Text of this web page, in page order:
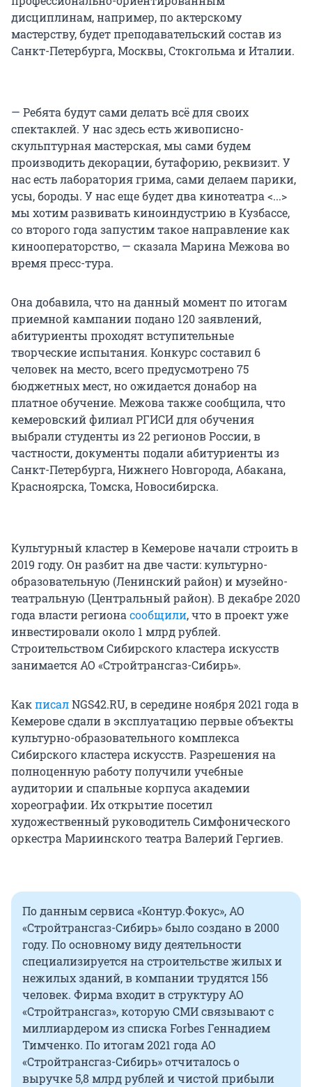
дисциплинам, например, по актерскому
мастерству, будет преподавательский состав из
Санкт-Петербурга, Москвы, Стокгольма и Италии.
— Ребята будут сами делать всё для своих
спектаклей. У нас здесь есть живописно-
скульптурная мастерская, мы сами будем
производить декорации, бутафорию, реквизит. У
нас есть лаборатория грима, сами делаем парики,
усы, бороды. У нас еще будет два кинотеатра <...>
мы хотим развивать киноиндустрию в Кузбассе,
со второго года запустим такое направление как
кинооператорство, — сказала Марина Межова во
время пресс-тура.
Она добавила, что на данный момент по итогам
приемной кампании подано 120 заявлений,
абитуриенты проходят вступительные
творческие испытания. Конкурс составил 6
человек на место, всего предусмотрено 75
бюджетных мест, но ожидается донабор на
платное обучение. Межова также сообщила, что
кемеровский филиал РГИСИ для обучения
выбрали студенты из 22 регионов России, в
частности, документы подали абитуриенты из
Санкт-Петербурга, Нижнего Новгорода, Абакана,
Красноярска, Томска, Новосибирска.
Культурный кластер в Кемерове начали строить в
2019 году. Он разбит на две части: культурно-
образовательную (Ленинский район) и музейно-
театральную (Центральный район). В декабре 2020
года власти региона сообщили, что в проект уже
инвестировали около 1 млрд рублей.
Строительством Сибирского кластера искусств
занимается АО «Стройтрансгаз-Сибирь».
КакписалNGS42.RU, в середине ноября 2021 года в
Кемерове сдали в эксплуатацию первые объекты
культурно-образовательного комплекса
Сибирского кластера искусств. Разрешения на
полноценную работу получили учебные
аудитории и спальные корпуса академии
хореографии. Их открытие посетил
художественный руководитель Симфонического
оркестра Мариинского театра Валерий Гергиев.
По данным сервиса «Контур.Фокус», АО
«Стройтрансгаз-Сибирь» было создано в 2000
году. По основному виду деятельности
специализируется на строительстве жилых и
нежилых зданий, в компании трудятся 156
человек. Фирма входит в структуру АО
«Стройтрансгаз», которую СМИ связывают с
миллиардером из списка Forbes Геннадием
Тимченко. По итогам 2021 года АО
«Стройтрансгаз-Сибирь» отчиталось о
выручке 5,8 млрд рублей и чистой прибыли